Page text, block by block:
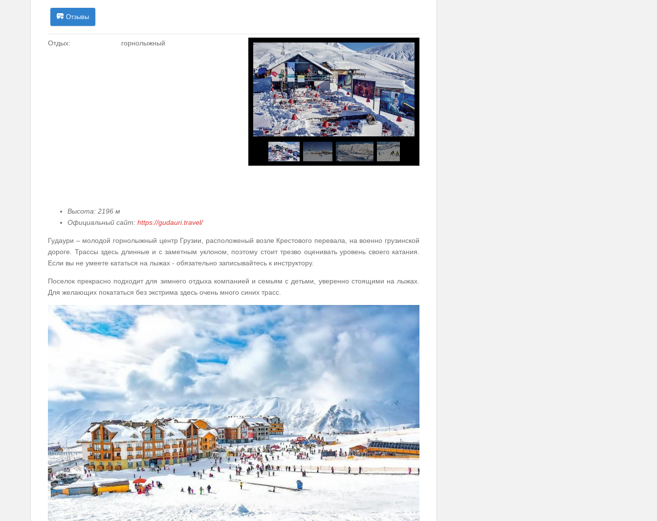
Отзывы
Отдых: горнолыжный
Высота: 2196 м
Официальный сайт: https://gudauri.travel/
Гудаури – молодой горнолыжный центр Грузии, расположеный возле Крестового перевала, на военно грузинской
дороге. Трассы здесь длинные и с заметным уклоном, поэтому стоит трезво оценивать уровень своего катания.
Если вы не умеете кататься на лыжах - обязательно записывайтесь к инструктору.
Поселок прекрасно подходит для зимнего отдыха компанией и семьям с детьми, уверенно стоящими на лыжах.
Для желающих покататься без экстрима здесь очень много синих трасс.